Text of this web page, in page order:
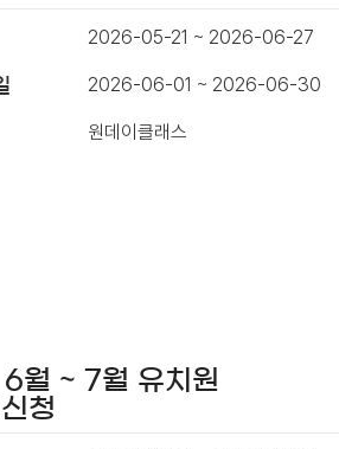
2026-05-21 ~ 2026-06-27
2026-06-01 ~ 2026-06-30
원데이클래스
월 ~ 7월 유치원
청